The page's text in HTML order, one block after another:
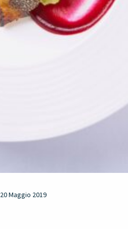
20 Maggio 2019